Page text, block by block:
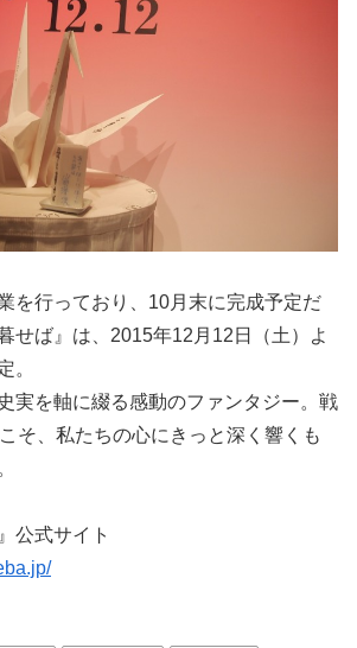
を行っており、10月末に完成予定だ
せば』は、2015年12月12日（土）よ
。
実を軸に綴る感動のファンタジー。戦
そ、私たちの心にきっと深く響くも
公式サイト